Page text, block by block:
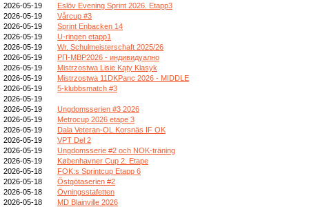
2026-05-19
Eslöv Evening Sprint 2026. Etapp3
2026-05-19
Vårcup #3
2026-05-19
Sprint Enbacken 14
2026-05-19
U-ringen etapp1
2026-05-19
Wr. Schulmeisterschaft 2025/26
2026-05-19
РП-МВР2026 - индивидуално
2026-05-19
Mistrzostwa Lisie Kąty Klasyk
2026-05-19
Mistrzostwa 11DKPanc 2026 - MIDDLE
2026-05-19
5-klubbsmatch #3
2026-05-19
2026-05-19
Ungdomsserien #3 2026
2026-05-19
Metrocup 2026 etape 3
2026-05-19
Dala Veteran-OL Korsnäs IF OK
2026-05-19
VPT Del 2
2026-05-19
Ungdomsserie #2 och NOK-träning
2026-05-19
Københavner Cup 2. Etape
2026-05-18
FOK:s Sprintcup Etapp 6
2026-05-18
Östgötaserien #2
2026-05-18
Övningsstafetten
2026-05-18
MD Blainville 2026